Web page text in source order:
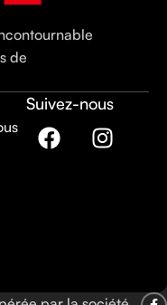
de
Suivez-nous